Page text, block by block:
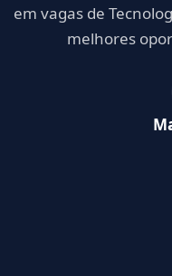
em vagas de
melhores